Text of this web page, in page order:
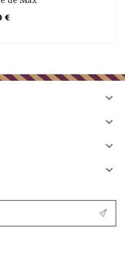
€



